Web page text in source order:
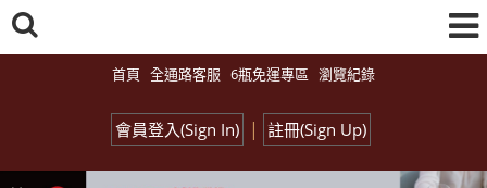
首頁 全通路客服 6瓶免運專區 瀏覽紀錄
會員登入(Sign In) | 註冊(Sign Up)